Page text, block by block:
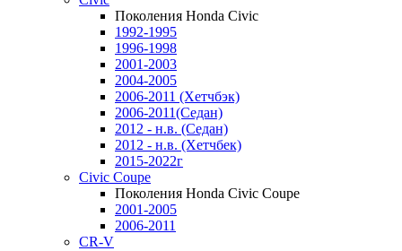
Поколения Honda Civic
1992-1995
1996-1998
2001-2003
2004-2005
2006-2011 (Хетчбэк)
2006-2011(Седан)
2012 - н.в. (Седан)
2012 - н.в. (Хетчбек)
2015-2022г
Civic Coupe
Поколения Honda Civic Coupe
2001-2005
2006-2011
CR-V